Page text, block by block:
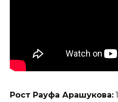
Рост Рауфа Арашукова: